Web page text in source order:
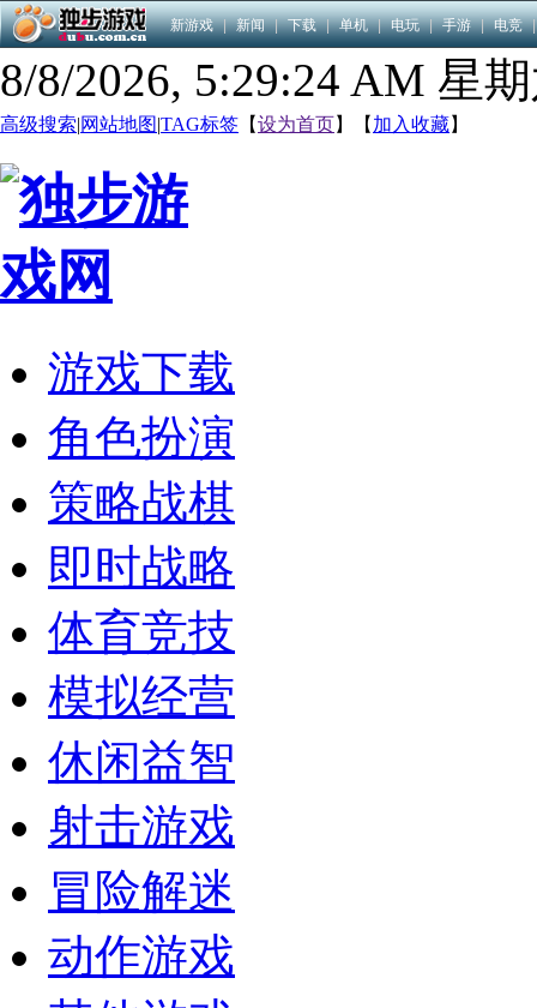
新游戏 | 新闻 | 下载 | 单机 | 电玩 | 手游 | 电竞 |
8/8/2026, 5:29:25 AM 星
高级搜索|网站地图|TAG标签 【设为首页】【 加入收藏】
游戏下载
角色扮演
策略战棋
即时战略
体育竞技
模拟经营
休闲益智
射击游戏
冒险解迷
动作游戏